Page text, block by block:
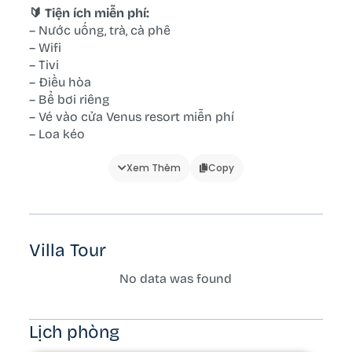
🔰 Tiện ích miễn phí:
– Nước uống, trà, cà phê
– Wifi
– Tivi
– Điều hòa
– Bể bơi riêng
– Vé vào cửa Venus resort miễn phí
– Loa kéo
– Bể cá Koi
– Bàn ăn ngoài trời
– Đệm gối
– View phòng ngủ
Xem Thêm Copy
Villa Tour
No data was found
Lịch phòng